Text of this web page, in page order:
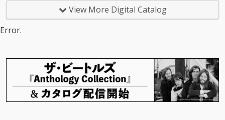
ているはずなのに、ど
う歩めばいいのかわか
周囲に惑わされず自分
の内にある声に耳を傾
けて、“自分の流れ”に
身をゆだねられれば、
心地がよく、息がしや
ているはずなのに、ど
う歩めばいいのかわか
周囲に惑わされず自分
の内にある声に耳を傾
けて、“自分の流れ”に
身をゆだねられれば、
心地がよく、息がしや
View More Digital Catalog
Error.